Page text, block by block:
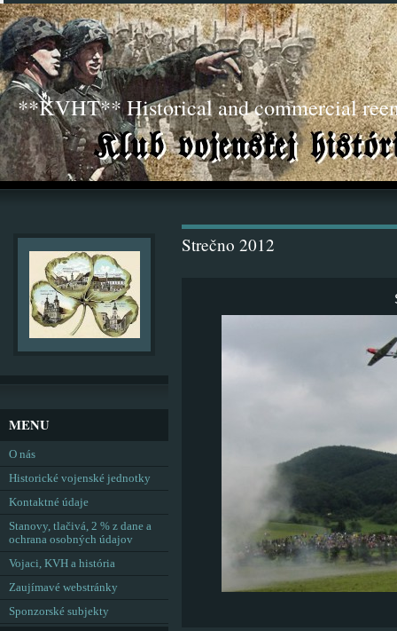
**KVHT** Historical and commercial
Strečno 2012
MENU
O nás
Historické vojenské jednotky
Kontaktné údaje
Stanovy, tlačivá, 2 % z dane a
ochrana osobných údajov
Vojaci, KVH a história
Zaujímavé webstránky
Sponzorské subjekty